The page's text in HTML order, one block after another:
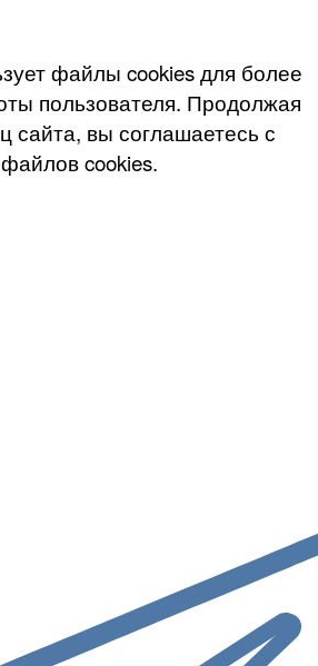
файлы cookies для более
пользователя. Продолжая
сайта, вы соглашаетесь с
cookies.